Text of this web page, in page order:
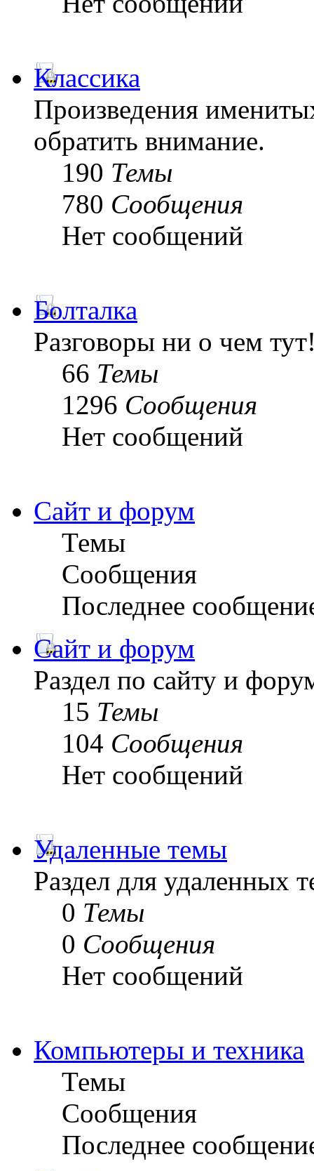
Классика
Произведения
обратить внимание.
190 Темы
780 Сообщения
Нет сообщений
Болталка
Разговоры ни о чем
66 Темы
1296 Сообщения
Нет сообщений
Сайт и форум
Темы
Сообщения
Последнее
Сайт и форум
Раздел по сайту и
15 Темы
104 Сообщения
Нет сообщений
Удаленные темы
Раздел для удаленных
0 Темы
0 Сообщения
Нет сообщений
Компьютеры и техника
Темы
Сообщения
Последнее